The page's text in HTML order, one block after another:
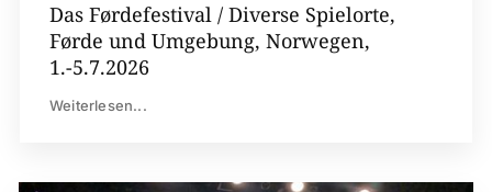
Das Førdefestival / Diverse Spielorte,
Førde und Umgebung, Norwegen,
1.-5.7.2026
Weiterlesen...